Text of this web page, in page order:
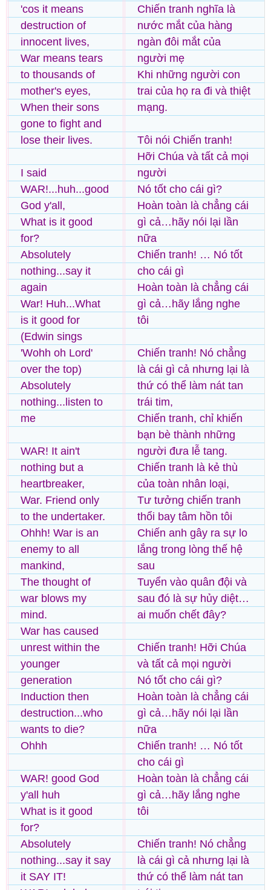
'cos it means
destruction of
innocent lives,
War means tears
to thousands of
mother's eyes,
When their sons
gone to fight and
lose their lives.
I said
WAR!...huh...good
God y'all,
What is it good
for?
Absolutely
nothing...say it
again
War! Huh...What
is it good for
(Edwin sings
'Wohh oh Lord'
over the top)
Absolutely
nothing...listen to
me
WAR! It ain't
nothing but a
heartbreaker,
War. Friend only
to the undertaker.
Ohhh! War is an
enemy to all
mankind,
The thought of
war blows my
mind.
War has caused
unrest within the
younger
generation
Induction then
destruction...who
wants to die?
Ohhh
WAR! good God
y'all huh
What is it good
for?
Absolutely
nothing...say it say
it SAY IT!
Chiến tranh nghĩa là
nước mắt của hàng
ngàn đôi mắt của
người mẹ
Khi những người con
trai của họ ra đi và thiệt
mạng.
Tôi nói Chiến tranh!
Hỡi Chúa và tất cả mọi
người
Nó tốt cho cái gì?
Hoàn toàn là chẳng cái
gì cả…hãy nói lại lần
nữa
Chiến tranh! … Nó tốt
cho cái gì
Hoàn toàn là chẳng cái
gì cả…hãy lắng nghe
tôi
Chiến tranh! Nó chẳng
là cái gì cả nhưng lại là
thứ có thể làm nát tan
trái tim,
Chiến tranh, chỉ khiến
bạn bè thành những
người đưa lễ tang.
Chiến tranh là kẻ thù
của toàn nhân loại,
Tư tưởng chiến tranh
thổi bay tâm hồn tôi
Chiến anh gây ra sự lo
lắng trong lòng thế hệ
sau
Tuyển vào quân đội và
sau đó là sự hủy diệt…
ai muốn chết đây?
Chiến tranh! Hỡi Chúa
và tất cả mọi người
Nó tốt cho cái gì?
Hoàn toàn là chẳng cái
gì cả…hãy nói lại lần
nữa
Chiến tranh! … Nó tốt
cho cái gì
Hoàn toàn là chẳng cái
gì cả…hãy lắng nghe
tôi
Chiến tranh! Nó chẳng
là cái gì cả nhưng lại là
thứ có thể làm nát tan